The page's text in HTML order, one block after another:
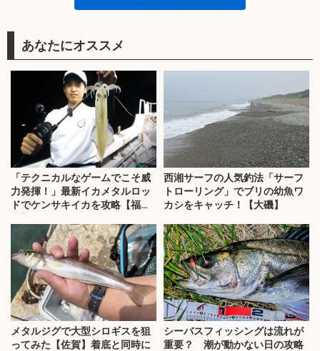
あなたにオススメ
「テクニカルなゲームでこそ威
力発揮！」最新イカメタルロッ
ドでケンサキイカを攻略【福
西湘サーフの人気釣法「サーフ
トローリング」でブリの幼魚ワ
カシをキャッチ！【大磯】
メタルジグで大型シロギスを狙
ってみた【佐賀】着底と同時に
シーバスフィッシングは流れが
重要？ 潮が動かない日の攻略